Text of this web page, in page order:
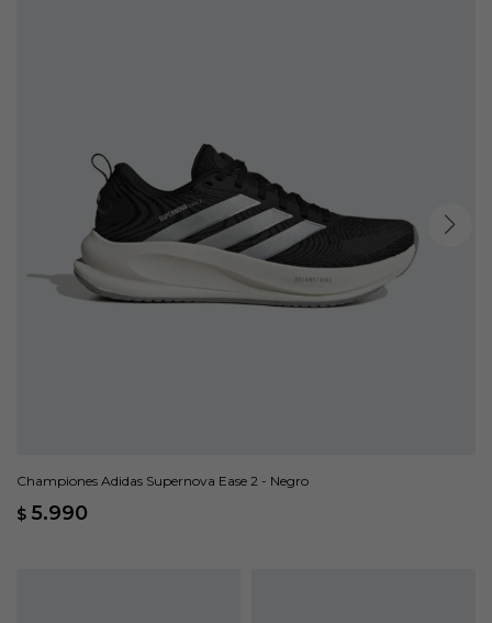
Championes Adidas Supernova Ease 2 - Negro
$ 5.990